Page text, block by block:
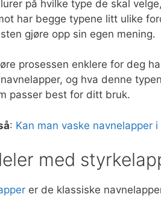
på hvilke type de skal
har begge typene litt ulike
gjøre opp sin egen mening.
prosessen enklere for deg
og hva denne
passer best for ditt bruk.
: Kan man vaske navnelapper
med
er de klassiske